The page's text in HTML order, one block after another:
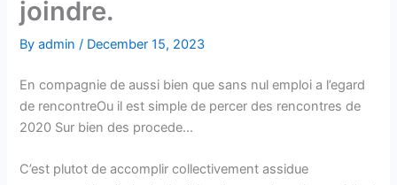
joindre.
Byadmin/ December 15, 2023
En compagnie de aussi bien que sans nul emploi a l’egard
de rencontreOu il est simple de percer des rencontres de
2020 Sur bien des procede…
C’est plutot de accomplir collectivement assidue